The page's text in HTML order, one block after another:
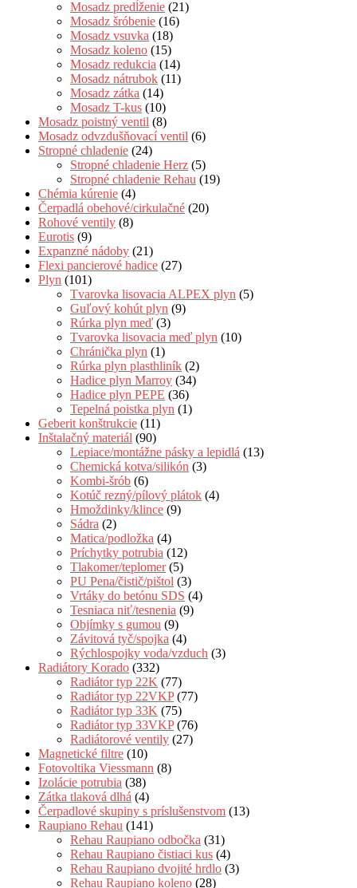
Mosadz predĺženie (21)
Mosadz šróbenie (16)
Mosadz vsuvka (18)
Mosadz koleno (15)
Mosadz redukcia (14)
Mosadz nátrubok (11)
Mosadz zátka (14)
Mosadz T-kus (10)
Mosadz poistný ventil (8)
Mosadz odvzdušňovací ventil (6)
Stropné chladenie (24)
Stropné chladenie Herz (5)
Stropné chladenie Rehau (19)
Chémia kúrenie (4)
Čerpadlá obehové/cirkulačné (20)
Rohové ventily (8)
Eurotis (9)
Expanzné nádoby (21)
Flexi pancierové hadice (27)
Plyn (101)
Tvarovka lisovacia ALPEX plyn (5)
Guľový kohút plyn (9)
Rúrka plyn meď (3)
Tvarovka lisovacia meď plyn (10)
Chránička plyn (1)
Rúrka plyn plasthliník (2)
Hadice plyn Marroy (34)
Hadice plyn PEPE (36)
Tepelná poistka plyn (1)
Geberit konštrukcie (11)
Inštalačný materiál (90)
Lepiace/montážne pásky a lepidlá (13)
Chemická kotva/silikón (3)
Kombi-šrób (6)
Kotúč rezný/pílový plátok (4)
Hmoždinky/klince (9)
Sádra (2)
Matica/podložka (4)
Príchytky potrubia (12)
Tlakomer/teplomer (5)
PU Pena/čistič/pištol (3)
Vrtáky do betónu SDS (4)
Tesniaca niť/tesnenia (9)
Objímky s gumou (9)
Závitová tyč/spojka (4)
Rýchlospojky voda/vzduch (3)
Radiátory Korado (332)
Radiátor typ 22K (77)
Radiátor typ 22VKP (77)
Radiátor typ 33K (75)
Radiátor typ 33VKP (76)
Radiátorové ventily (27)
Magnetické filtre (10)
Fotovoltika Viessmann (8)
Izolácie potrubia (38)
Zátka tlaková dlhá (4)
Čerpadlové skupiny s príslušenstvom (13)
Raupiano Rehau (141)
Rehau Raupiano odbočka (31)
Rehau Raupiano čistiaci kus (4)
Rehau Raupiano dvojité hrdlo (3)
Rehau Raupiano koleno (28)